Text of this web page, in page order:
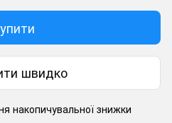
швидко
накопичувальної знижки